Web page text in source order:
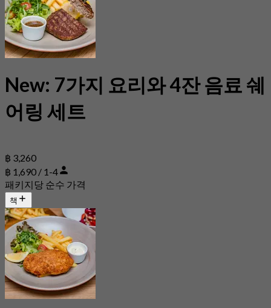
New: 7가지 요리와 4잔 음료 쉐
어링 세트
฿ 3,260
฿ 1,690 / 1-4
패키지당 순수 가격
책